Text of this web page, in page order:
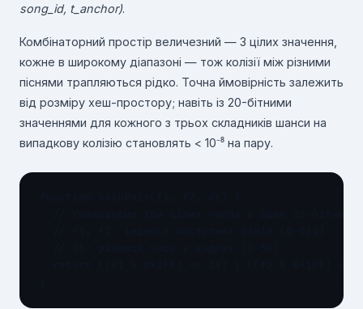
song_id, t_anchor).
Комбінаторний простір величезний — 3 цілих значення,
кожне в широкому діапазоні — тож колізії між різними
піснями трапляються рідко. Точна ймовірність залежить
від розміру хеш-простору; навіть із 20-бітними
значеннями для кожного з трьох складників шанси на
випадкову колізію становлять < 10⁻⁸ на пару.